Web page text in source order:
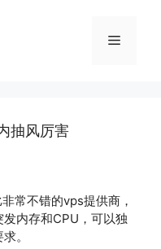
菜
抽风厉害
常不错的vps提供商，
内存和CPU，可以独
。